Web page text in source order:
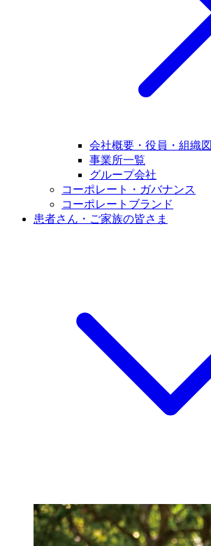
会社概要・役員・組織図
事業所一覧
グループ会社
コーポレート・ガバナンス
コーポレートブランド
患者さん・ご家族の皆さま